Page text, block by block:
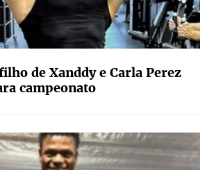
de Xanddy e Carla Perez
campeonato